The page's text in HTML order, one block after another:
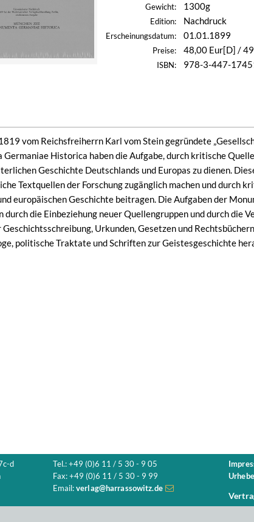
Gewicht: 1300g
Edition: Nachdruck
Erscheinungsdatum: 01.01.1899
Preise: 48,00 Eur[D] /
ISBN: 978-3-447-
vom Reichsfreiherrn Karl vom Stein gegründete
Germaniae Historica haben die Aufgabe, durch kritische
Geschichte Deutschlands und Europas zu dienen.
Textquellen der Forschung zugänglich machen und durch
europäischen Geschichte beitragen. Die Aufgaben der
durch die Einbeziehung neuer Quellengruppen und durch die
Urkunden, Gesetzen und
politische Traktate und Schriften zur Geistesgeschichte
d
Tel.: +49 (0)6 11 / 5 30 - 9 05
Fax: +49 (0)6 11 / 5 30 - 9 99
Email: verlag@harrassowitz.de